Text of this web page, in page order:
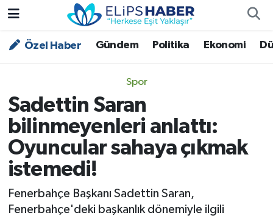
Özel Haber Gündem Politika Ekonomi
Spor
Sadettin Saran
bilinmeyenleri anlattı:
Oyuncular sahaya çıkmak
istemedi!
Fenerbahçe Başkanı Sadettin Saran,
Fenerbahçe'deki başkanlık dönemiyle ilgili
Özel Haber
Asayiş
Bilim - Teknoloji
Çevre - İklim
Dünya
Nöbetçi Eczaneler
Trafik Durumu
Süper Lig Puan Durumu ve Fikstür
Tüm Manşetler
Son Dakika Haberleri